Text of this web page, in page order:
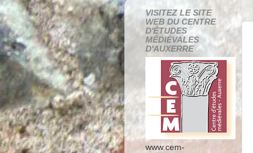
VISITEZ LE SITE
WEB DU CENTRE
D'ÉTUDES
MÉDIÉVALES
D'AUXERRE
www.cem-